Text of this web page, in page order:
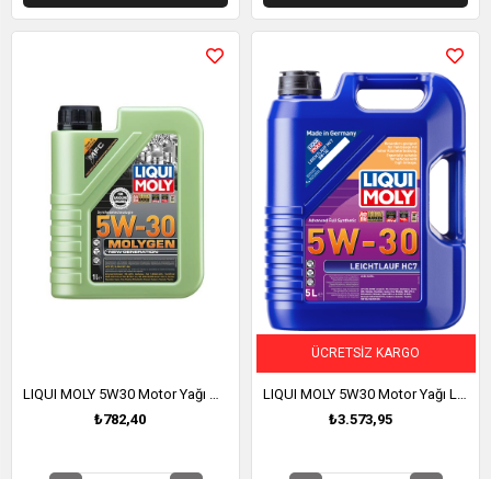
₺782,40
₺3.573,95
ÜCRETSIZ KARGO